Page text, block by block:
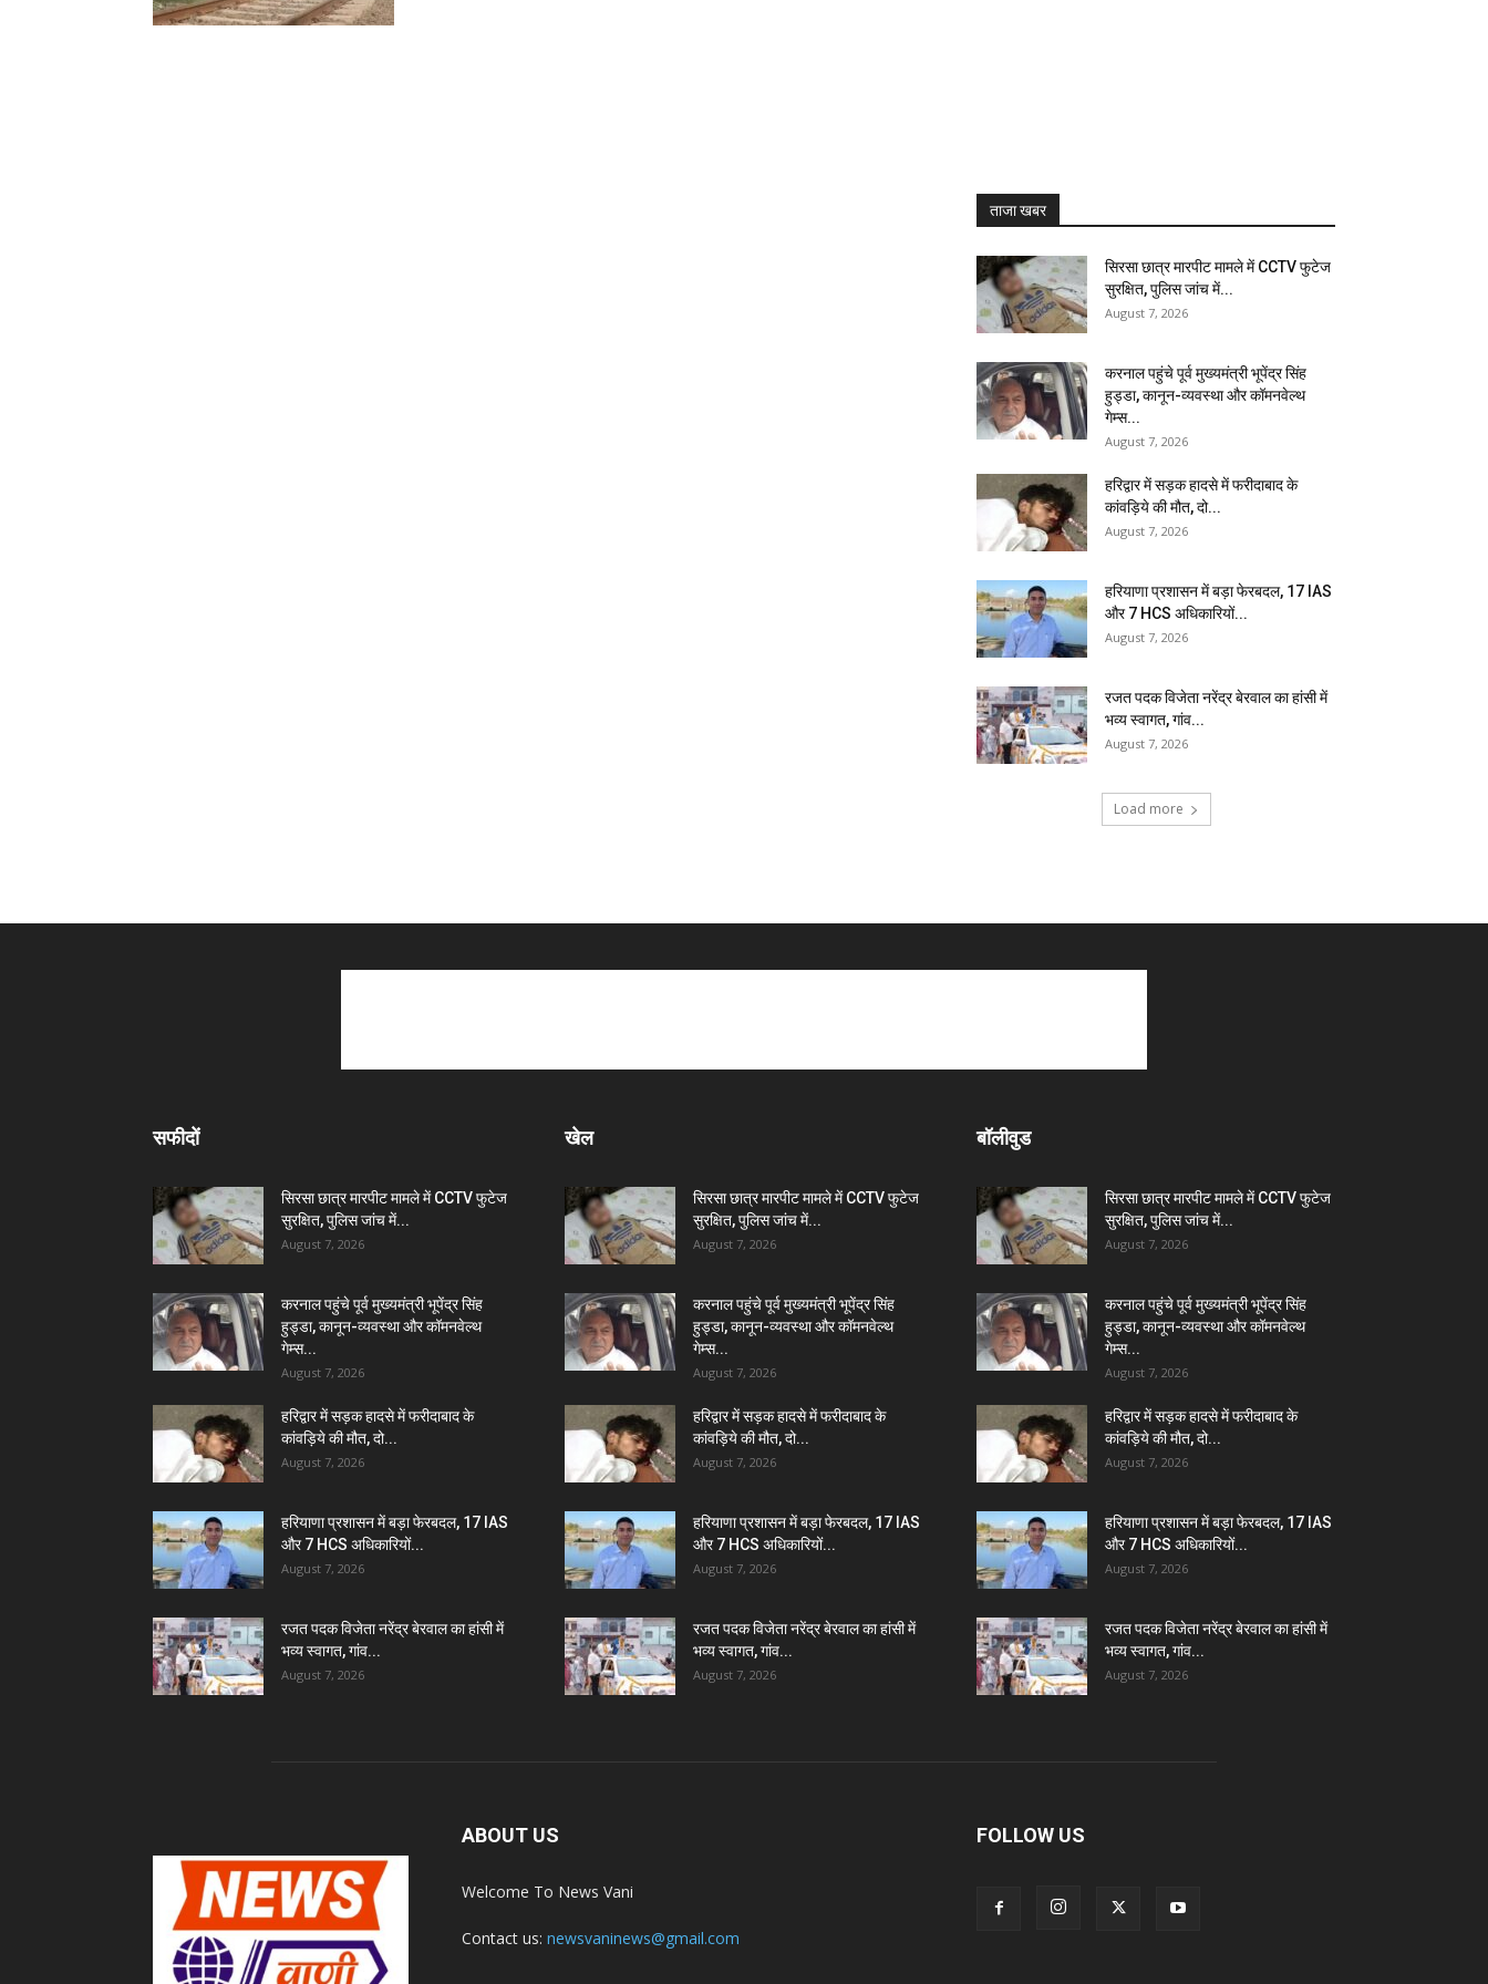
ताजा खबर
सिरसा छात्र मारपीट मामले में CCTV फुटेज
सुरक्षित, पुलिस जांच में...
August 7, 2026
करनाल पहुंचे पूर्व मुख्यमंत्री भूपेंद्र सिंह
हुड्डा, कानून-व्यवस्था और कॉमनवेल्थ
गेम्स...
August 7, 2026
हरिद्वार में सड़क हादसे में फरीदाबाद के
कांवड़िये की मौत, दो...
August 7, 2026
हरियाणा प्रशासन में बड़ा फेरबदल, 17 IAS
और 7 HCS अधिकारियों...
August 7, 2026
रजत पदक विजेता नरेंद्र बेरवाल का हांसी में
भव्य स्वागत, गांव...
August 7, 2026
Load more
सफीदों
सिरसा छात्र मारपीट मामले में CCTV फुटेज
सुरक्षित, पुलिस जांच में...
August 7, 2026
करनाल पहुंचे पूर्व मुख्यमंत्री भूपेंद्र सिंह
हुड्डा, कानून-व्यवस्था और कॉमनवेल्थ
गेम्स...
August 7, 2026
हरिद्वार में सड़क हादसे में फरीदाबाद के
कांवड़िये की मौत, दो...
August 7, 2026
हरियाणा प्रशासन में बड़ा फेरबदल, 17 IAS
और 7 HCS अधिकारियों...
August 7, 2026
रजत पदक विजेता नरेंद्र बेरवाल का हांसी में
भव्य स्वागत, गांव...
August 7, 2026
खेल
सिरसा छात्र मारपीट मामले में CCTV फुटेज
सुरक्षित, पुलिस जांच में...
August 7, 2026
करनाल पहुंचे पूर्व मुख्यमंत्री भूपेंद्र सिंह
हुड्डा, कानून-व्यवस्था और कॉमनवेल्थ
गेम्स...
August 7, 2026
हरिद्वार में सड़क हादसे में फरीदाबाद के
कांवड़िये की मौत, दो...
August 7, 2026
हरियाणा प्रशासन में बड़ा फेरबदल, 17 IAS
और 7 HCS अधिकारियों...
August 7, 2026
रजत पदक विजेता नरेंद्र बेरवाल का हांसी में
भव्य स्वागत, गांव...
August 7, 2026
बॉलीवुड
सिरसा छात्र मारपीट मामले में CCTV फुटेज
सुरक्षित, पुलिस जांच में...
August 7, 2026
करनाल पहुंचे पूर्व मुख्यमंत्री भूपेंद्र सिंह
हुड्डा, कानून-व्यवस्था और कॉमनवेल्थ
गेम्स...
August 7, 2026
हरिद्वार में सड़क हादसे में फरीदाबाद के
कांवड़िये की मौत, दो...
August 7, 2026
हरियाणा प्रशासन में बड़ा फेरबदल, 17 IAS
और 7 HCS अधिकारियों...
August 7, 2026
रजत पदक विजेता नरेंद्र बेरवाल का हांसी में
भव्य स्वागत, गांव...
August 7, 2026
ABOUT US
Welcome To News Vani
Contact us: newsvaninews@gmail.com
FOLLOW US